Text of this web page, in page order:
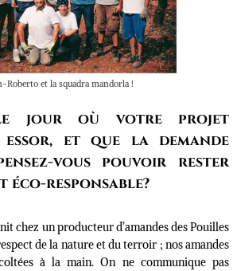
Roberto et la squadra mandorla !
le jour où votre projet
et que la demande
vous pouvoir rester
éco-responsable?
chez un producteur d’amandes des Pouilles
de la nature et du terroir ; nos amandes
à la main. On ne communique pas